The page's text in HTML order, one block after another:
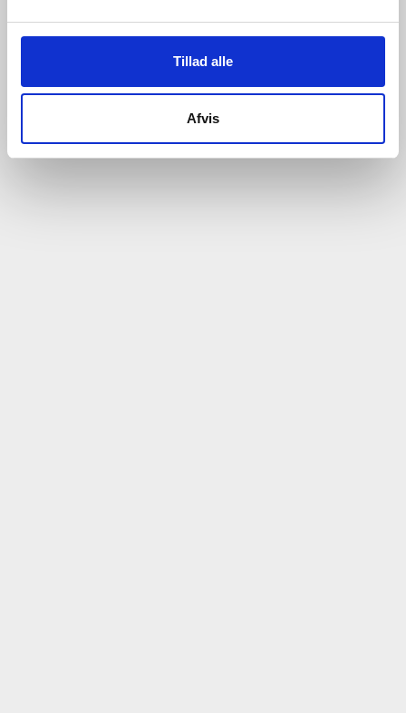
Tillad alle
Afvis